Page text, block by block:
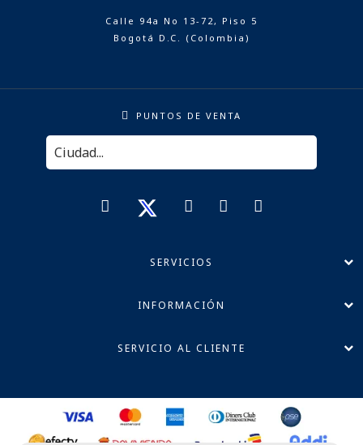
Calle 94a No 13-72, Piso 5
Bogotá D.C. (Colombia)
PUNTOS DE VENTA
SERVICIOS
INFORMACIÓN
SERVICIO AL CLIENTE